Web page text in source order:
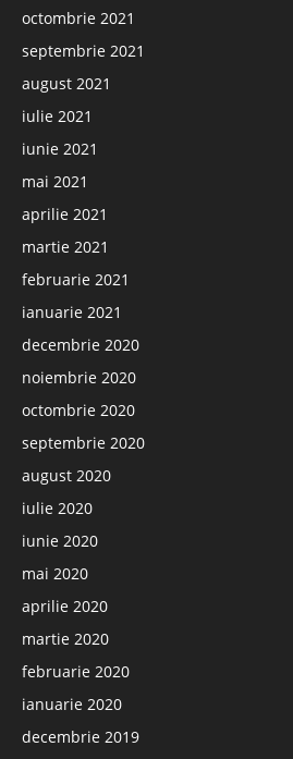
octombrie 2021
septembrie 2021
august 2021
iulie 2021
iunie 2021
mai 2021
aprilie 2021
martie 2021
februarie 2021
ianuarie 2021
decembrie 2020
noiembrie 2020
octombrie 2020
septembrie 2020
august 2020
iulie 2020
iunie 2020
mai 2020
aprilie 2020
martie 2020
februarie 2020
ianuarie 2020
decembrie 2019